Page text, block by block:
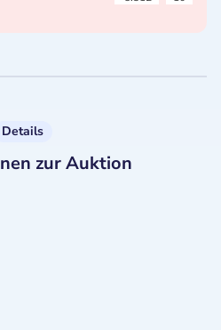
Details
zur Auktion